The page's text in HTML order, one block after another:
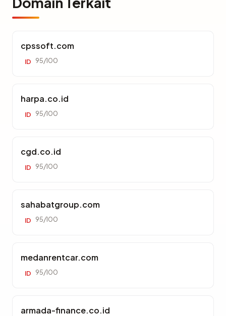
cpssoft.com
ID 95/100
harpa.co.id
ID 95/100
cgd.co.id
ID 95/100
sahabatgroup.com
ID 95/100
medanrentcar.com
ID 95/100
armada-finance.co.id